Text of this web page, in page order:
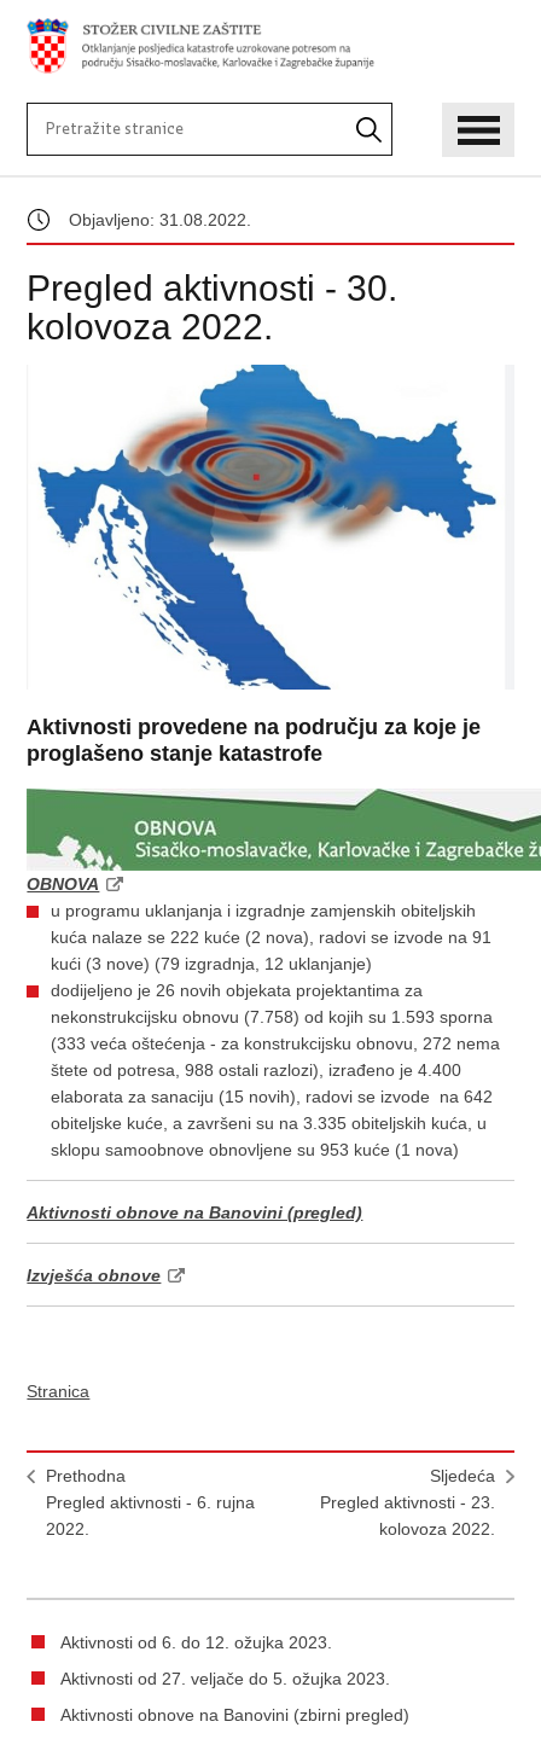
Objavljeno: 31.08.2022.
Pregled aktivnosti - 30.
kolovoza 2022.
Aktivnosti provedene na području za koje je
proglašeno stanje katastrofe
OBNOVA
u programu uklanjanja i izgradnje zamjenskih obiteljskih
kuća nalaze se 222 kuće (2 nova), radovi se izvode na 91
kući (3 nove) (79 izgradnja, 12 uklanjanje)
dodijeljeno je 26 novih objekata projektantima za
nekonstrukcijsku obnovu (7.758) od kojih su 1.593 sporna
(333 veća oštećenja - za konstrukcijsku obnovu, 272 nema
štete od potresa, 988 ostali razlozi), izrađeno je 4.400
elaborata za sanaciju (15 novih), radovi se izvode na 642
obiteljske kuće, a završeni su na 3.335 obiteljskih kuća, u
sklopu samoobnove obnovljene su 953 kuće (1 nova)
Aktivnosti obnove na Banovini (pregled)
Izvješća obnove
Stranica
Prethodna
Pregled aktivnosti - 6. rujna
2022.
Sljedeća
Pregled aktivnosti - 23.
kolovoza 2022.
Aktivnosti od 6. do 12. ožujka 2023.
Aktivnosti od 27. veljače do 5. ožujka 2023.
Aktivnosti obnove na Banovini (zbirni pregled)